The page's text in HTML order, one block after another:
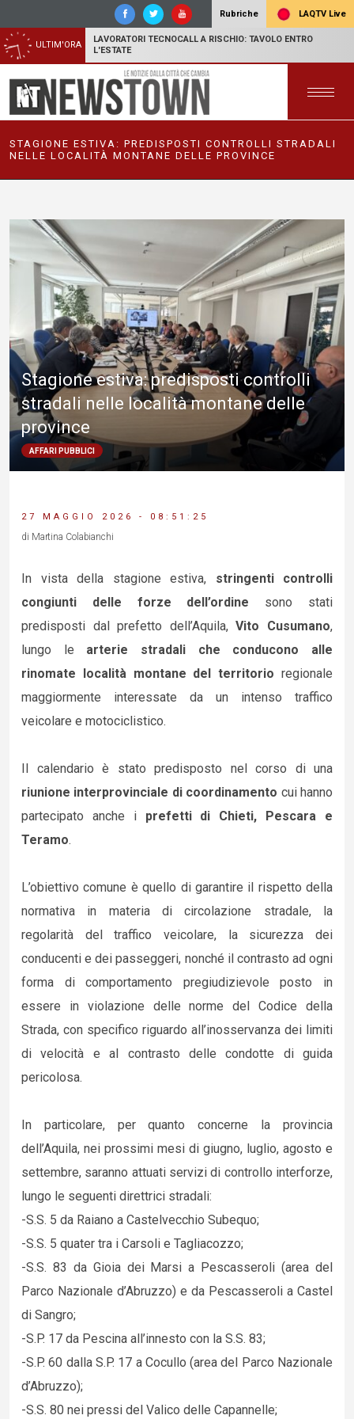
Rubriche LAQTV Live
ULTIM'ORA
LAVORATORI TECNOCALL A RISCHIO: TAVOLO ENTRO
L'ESTATE
STAGIONE ESTIVA: PREDISPOSTI CONTROLLI STRADALI
NELLE LOCALITÀ MONTANE DELLE PROVINCE
Stagione estiva: predisposti controlli
stradali nelle località montane delle
province
AFFARI PUBBLICI
27 MAGGIO 2026 - 08:51:25
di Martina Colabianchi
In vista della stagione estiva, stringenti controlli
congiunti delle forze dell’ordine sono stati
predisposti dal prefetto dell’Aquila,Vito Cusumano,
lungo le arterie stradali che conducono alle
rinomate località montane del territorio regionale
maggiormente interessate da un intenso traffico
veicolare e motociclistico.
Il calendario è stato predisposto nel corso di una
riunione interprovinciale di coordinamento cui hanno
partecipato anche iprefetti di Chieti, Pescara e
Teramo.
L’obiettivo comune è quello di garantire il rispetto della
normativa in materia di circolazione stradale, la
regolarità del traffico veicolare, la sicurezza dei
conducenti e dei passeggeri, nonché il contrasto ad ogni
forma di comportamento pregiudizievole posto in
essere in violazione delle norme del Codice della
Strada, con specifico riguardo all’inosservanza dei limiti
di velocità e al contrasto delle condotte di guida
pericolosa.
In particolare, per quanto concerne la provincia
dell’Aquila, nei prossimi mesi di giugno, luglio, agosto e
settembre, saranno attuati servizi di controllo interforze,
lungo le seguenti direttrici stradali:
-S.S. 5 da Raiano a Castelvecchio Subequo;
-S.S. 5 quater tra i Carsoli e Tagliacozzo;
-S.S. 83 da Gioia dei Marsi a Pescasseroli (area del
Parco Nazionale d’Abruzzo) e da Pescasseroli a Castel
di Sangro;
-S.P. 17 da Pescina all’innesto con la S.S. 83;
-S.P. 60 dalla S.P. 17 a Cocullo (area del Parco Nazionale
d’Abruzzo);
-S.S. 80 nei pressi del Valico delle Capannelle;